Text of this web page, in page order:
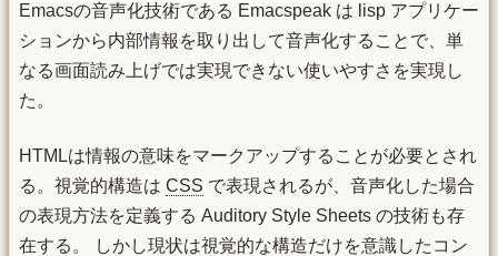
Emacsの音声化技術である Emacspeak は lisp アプリケー
ションから内部情報を取り出して音声化することで、単
なる画面読み上げでは実現できない使いやすさを実現し
た。
HTMLは情報の意味をマークアップすることが必要とされ
る。視覚的構造は CSS で表現されるが、音声化した場合
の表現方法を定義する Auditory Style Sheets の技術も存
在する。 しかし現状は視覚的な構造だけを意識したコン